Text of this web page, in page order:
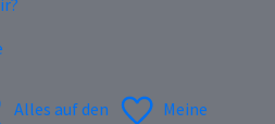
Alles auf den
Meine